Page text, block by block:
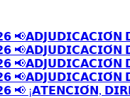
📢 ¡𝗔𝗧𝗘𝗡𝗖𝗜𝗢́𝗡,